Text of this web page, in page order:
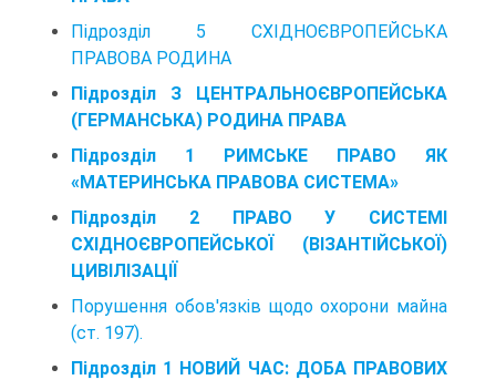
Підрозділ 5 СХІДНОЄВРОПЕЙСЬКА
ПРАВОВА РОДИНА
Підрозділ З ЦЕНТРАЛЬНОЄВРОПЕЙСЬКА
(ГЕРМАНСЬКА) РОДИНА ПРАВА
Підрозділ 1 РИМСЬКЕ ПРАВО ЯК
«МАТЕРИНСЬКА ПРАВОВА СИСТЕМА»
Підрозділ 2 ПРАВО У СИСТЕМІ
СХІДНОЄВРОПЕЙСЬКОЇ (ВІЗАНТІЙСЬКОЇ)
ЦИВІЛІЗАЦІЇ
Порушення обов'язків щодо охорони майна
(ст. 197).
Підрозділ 1 НОВИЙ ЧАС: ДОБА ПРАВОВИХ